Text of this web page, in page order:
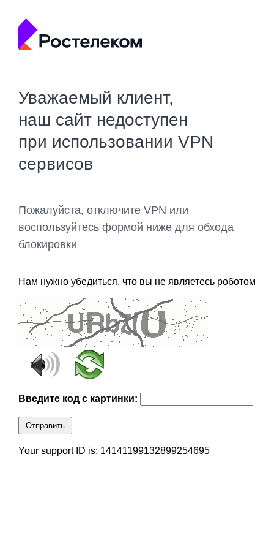
Уважаемый клиент,
наш сайт недоступен
при использовании VPN
сервисов
Пожалуйста, отключите VPN или
воспользуйтесь формой ниже для обхода
блокировки
Нам нужно убедиться, что вы не являетесь роботом
Введите код с картинки:
Отправить
Your support ID is: 14141199132899254695